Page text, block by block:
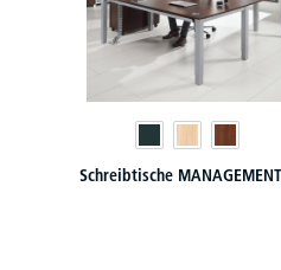
Schreibtische